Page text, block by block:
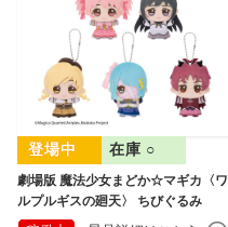
劇場版 魔法少女まどか☆マギカ〈ワ
ルプルギスの廻天〉 ちびぐるみ
在庫 ○